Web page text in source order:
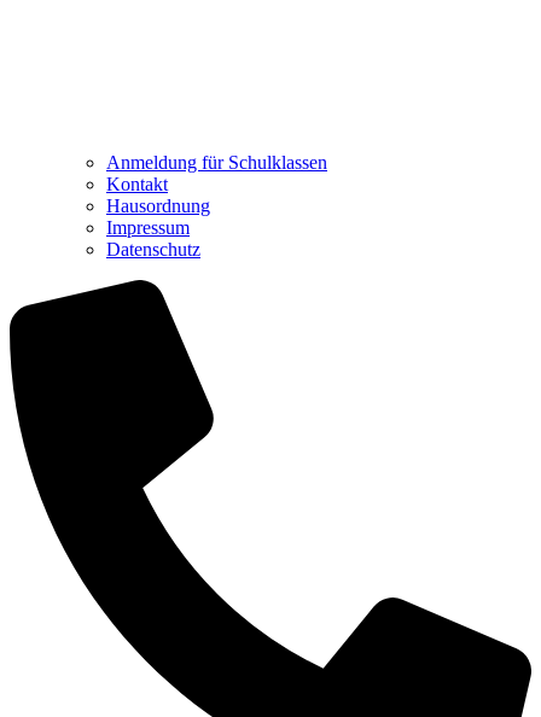
Anmeldung für Schulklassen
Kontakt
Hausordnung
Impressum
Datenschutz